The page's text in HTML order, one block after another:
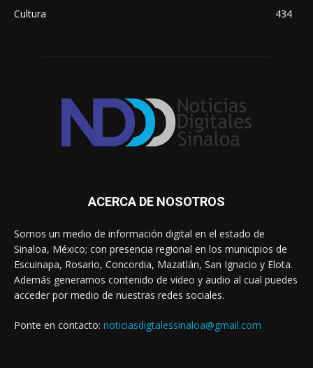
Cultura
434
ACERCA DE NOSOTROS
Somos un medio de información digital en el estado de
Sinaloa, México; con presencia regional en los municipios de
Escuinapa, Rosario, Concordia, Mazatlán, San Ignacio y Elota.
Además generamos contenido de video y audio al cual puedes
acceder por medio de nuestras redes sociales.
Ponte en contacto: noticiasdigtalessinaloa@gmail.com